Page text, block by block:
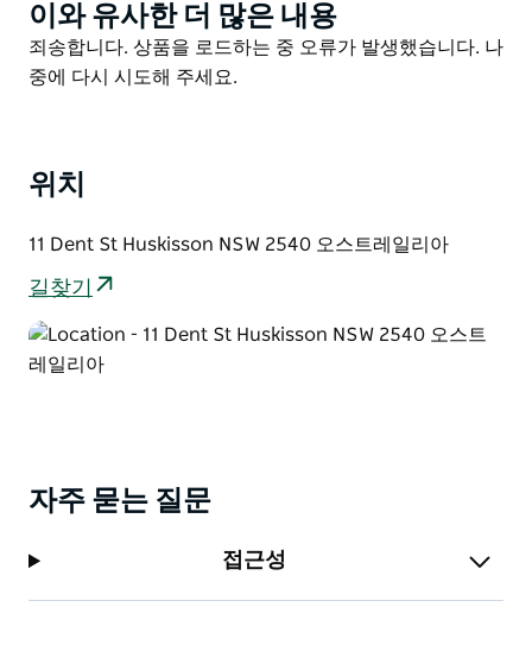
박물관은 커럼베네 크릭(Currambene Creek)의 해안가
에 자리 잡고 있습니다. 저비스 베이의 아름다운 숲 속에
위치한 이 복합 단지에는 토종 식물 정원 맹그로브 산책로
저비스 베이 지역은 풍부한 원주민 문화 역사를 자랑하며
(Dhurga)어를 사용하는 사람들이 소유했던 땅에 세워졌
습니다. 저비스 베이 역사 전시관에서는 이 지역의 원주민
16세 미만 어린이는 성인 동반 시 무료 입장입니다. 무료
Product
List
이와 유사한 더 많은 내용
Product
List
죄송합니다. 상품을 로드하는 중 오류가 발생했습니다. 나
중에 다시 시도해 주세요.
위치
11 Dent St Huskisson NSW 2540 오스트레일리아
길찾기
자주 묻는 질문
접근성